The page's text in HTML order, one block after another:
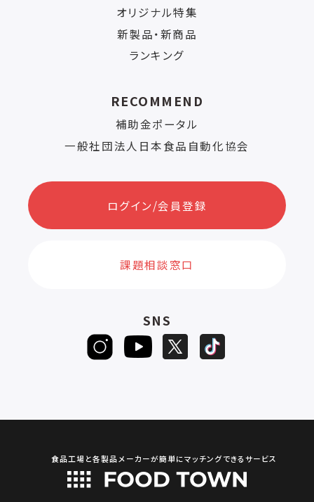
オリジナル特集
新製品・新商品
ランキング
RECOMMEND
補助金ポータル
一般社団法人日本食品自動化協会
ログイン/会員登録
課題相談窓口
SNS
食品工場と各製品メーカーが簡単にマッチングできるサービス